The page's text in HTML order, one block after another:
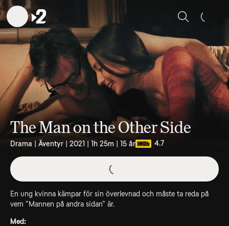
Sök
The Man on the Other Side
Drama | Äventyr | 2021 | 1h 25m | 15 år 4.7
En ung kvinna kämpar för sin överlevnad och måste ta reda på
vem ”Mannen på andra sidan” är.
Med: